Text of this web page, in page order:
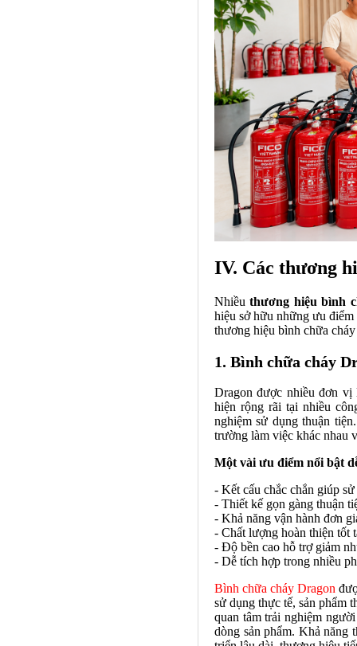
IV. Các thương
Nhiềuthương hiệu bình
hiệu sở hữu những ưu
thương hiệu bình chữa
1. Bình chữa cháy
Dragon được nhiều đơn vị
hiện rộng rãi tại nhiều
nghiệm sử dụng thuận
trường làm việc khác nhau
Một vài ưu điểm nổi bật
- Kết cấu chắc chắn giúp
- Thiết kế gọn gàng thuận
- Khả năng vận hành đơn
- Chất lượng hoàn thiện tốt
- Độ bền cao hỗ trợ giảm
- Dễ tích hợp trong nhiều
Bình chữa cháy Dragon
sử dụng thực tế, sản phẩm
quan tâm trải nghiệm
dòng sản phẩm. Khả năng